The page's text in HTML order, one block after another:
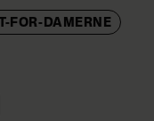
søger
FOR-DAMERNE